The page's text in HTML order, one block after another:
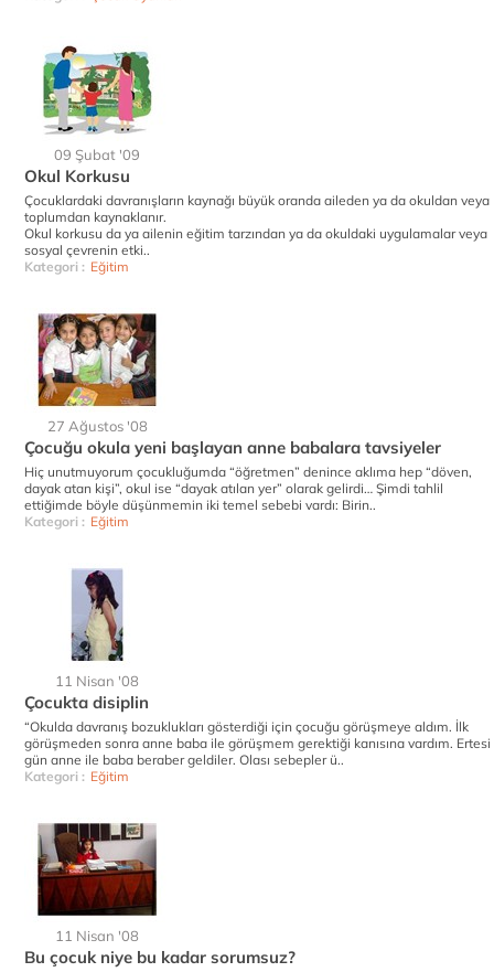
09 Şubat '09
Okul Korkusu
Çocuklardaki davranışların kaynağı büyük oranda aileden ya da okuldan veya
toplumdan kaynaklanır.
Okul korkusu da ya ailenin eğitim tarzından ya da okuldaki uygulamalar veya
sosyal çevrenin etki..
Kategori : Eğitim
27 Ağustos '08
Çocuğu okula yeni başlayan anne babalara tavsiyeler
Hiç unutmuyorum çocukluğumda “öğretmen” denince aklıma hep “döven,
dayak atan kişi”, okul ise “dayak atılan yer” olarak gelirdi… Şimdi tahlil
ettiğimde böyle düşünmemin iki temel sebebi vardı: Birin..
Kategori : Eğitim
11 Nisan '08
Çocukta disiplin
“Okulda davranış bozuklukları gösterdiği için çocuğu görüşmeye aldım. İlk
görüşmeden sonra anne baba ile görüşmem gerektiği kanısına vardım. Ertesi
gün anne ile baba beraber geldiler. Olası sebepler ü..
Kategori : Eğitim
11 Nisan '08
Bu çocuk niye bu kadar sorumsuz?